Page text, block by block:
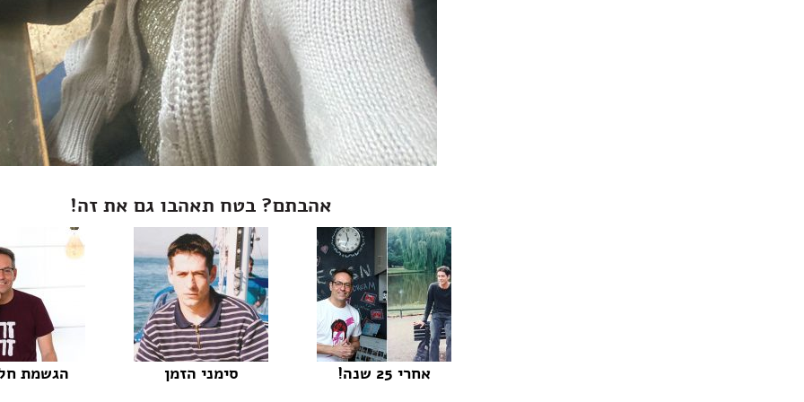
אהבתם? בטח תאהבו גם את זה!
אחרי 25 שנה! סימני הזמן הגשמת